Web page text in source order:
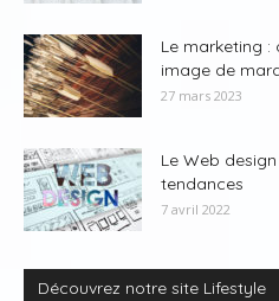
Le marketing
image de
27 mars 2023
Le Web
tendances
7 avril 2022
Découvrez notre site Lifestyle